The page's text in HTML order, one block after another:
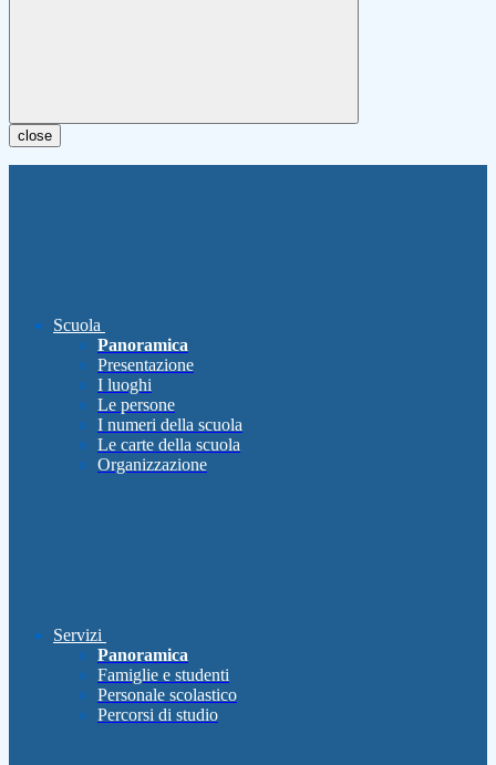
close
Scuola
Panoramica
Presentazione
I luoghi
Le persone
I numeri della scuola
Le carte della scuola
Organizzazione
Servizi
Panoramica
Famiglie e studenti
Personale scolastico
Percorsi di studio